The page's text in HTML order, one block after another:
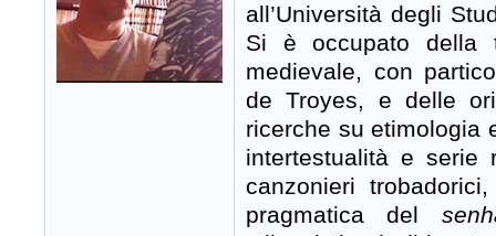
all’Università degli
Si è occupato della
medievale, con
de Troyes, e delle
ricerche su etimologia
intertestualità e serie
canzonieri
pragmatica del